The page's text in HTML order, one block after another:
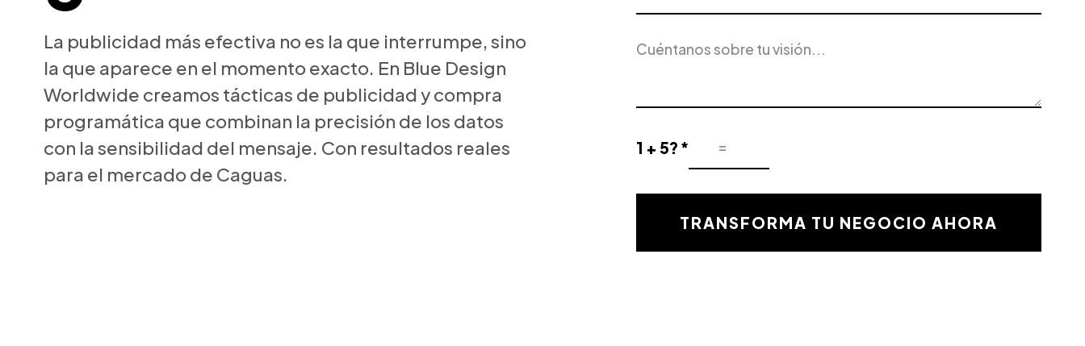
La publicidad más efectiva no es la que interrumpe, sino
la que aparece en el momento exacto. En Blue Design
Worldwide creamos tácticas de publicidad y compra
programática que combinan la precisión de los datos
con la sensibilidad del mensaje. Con resultados reales
para el mercado de Caguas.
Servicio
Interés
del
1 + 5? *
Resultado
la
validaciónTRANSFORMA TU NEGOCIO AHORA